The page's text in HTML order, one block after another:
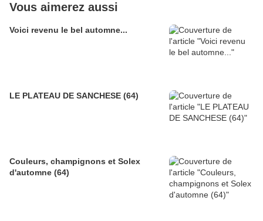
Vous aimerez aussi
Voici revenu le bel automne...
LE PLATEAU DE SANCHESE (64)
Couleurs, champignons et Solex
d'automne (64)